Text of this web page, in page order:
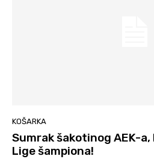
KOŠARKA
Sumrak šakotinog AEK-
Lige šampiona!